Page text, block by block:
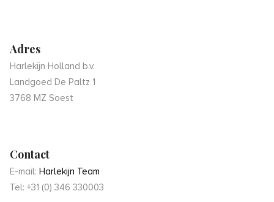
Adres
Harlekijn Holland b.v.
Landgoed De Paltz 1
3768 MZ Soest
Contact
E-mail: Harlekijn Team
Tel: +31 (0) 346 330003